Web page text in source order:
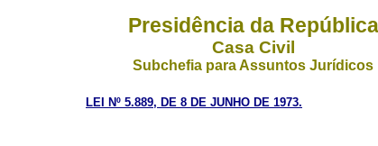
Presidência da República
Casa Civil
Subchefia para Assuntos Jurídicos
LEI Nº 5.889, DE 8 DE JUNHO DE 1973.